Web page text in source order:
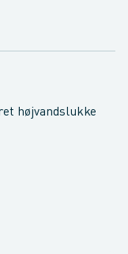
højvandslukke